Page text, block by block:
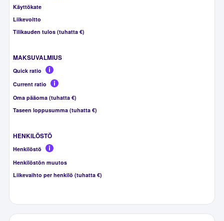
Käyttökate
Liikevoitto
Tilikauden tulos (tuhatta €)
MAKSUVALMIUS
Quick ratio
Current ratio
Oma pääoma (tuhatta €)
Taseen loppusumma (tuhatta €)
HENKILÖSTÖ
Henkilöstö
Henkilöstön muutos
Liikevaihto per henkilö (tuhatta €)